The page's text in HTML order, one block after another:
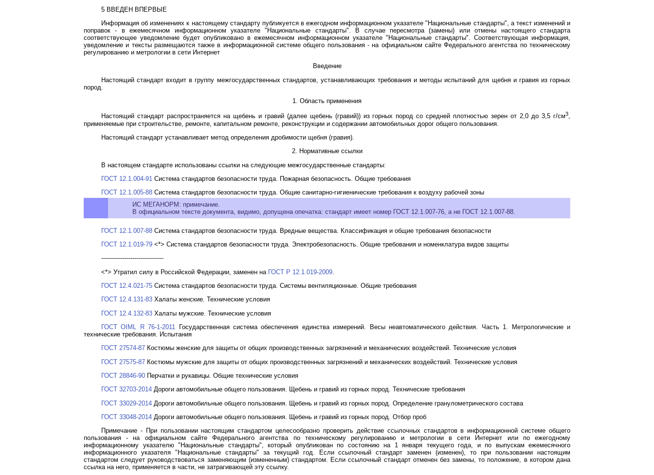
5 ВВЕДЕН ВПЕРВЫЕ
Информация об изменениях к настоящему стандарту публикуется в ежегодном информационном указателе "Национальные стандарты", а текст изменений и
поправок - в ежемесячном информационном указателе "Национальные стандарты". В случае пересмотра (замены) или отмены настоящего стандарта
соответствующее уведомление будет опубликовано в ежемесячном информационном указателе "Национальные стандарты". Соответствующая информация,
уведомление и тексты размещаются также в информационной системе общего пользования - на официальном сайте Федерального агентства по техническому
регулированию и метрологии в сети Интернет
Введение
Настоящий стандарт входит в группу межгосударственных стандартов, устанавливающих требования и методы испытаний для щебня и гравия из горных
пород.
1. Область применения
Настоящий стандарт распространяется на щебень и гравий (далее щебень (гравий)) из горных пород со средней плотностью зерен от 2,0 до 3,5 г/см3,
применяемые при строительстве, ремонте, капитальном ремонте, реконструкции и содержании автомобильных дорог общего пользования.
Настоящий стандарт устанавливает метод определения дробимости щебня (гравия).
2. Нормативные ссылки
В настоящем стандарте использованы ссылки на следующие межгосударственные стандарты:
ГОСТ 12.1.004-91 Система стандартов безопасности труда. Пожарная безопасность. Общие требования
ГОСТ 12.1.005-88 Система стандартов безопасности труда. Общие санитарно-гигиенические требования к воздуху рабочей зоны
ИС МЕГАНОРМ: примечание.
В официальном тексте документа, видимо, допущена опечатка: стандарт имеет номер ГОСТ 12.1.007-76, а не ГОСТ 12.1.007-88.
ГОСТ 12.1.007-88 Система стандартов безопасности труда. Вредные вещества. Классификация и общие требования безопасности
ГОСТ 12.1.019-79 <*> Система стандартов безопасности труда. Электробезопасность. Общие требования и номенклатура видов защиты
--------------------------------
<*> Утратил силу в Российской Федерации, заменен на ГОСТ Р 12.1.019-2009
ГОСТ 12.4.021-75 Система стандартов безопасности труда. Системы вентиляционные. Общие требования
ГОСТ 12.4.131-83 Халаты женские. Технические условия
ГОСТ 12.4.132-83 Халаты мужские. Технические условия
ГОСТ OIML R 76-1-2011 Государственная система обеспечения единства измерений. Весы неавтоматического действия. Часть 1. Метрологические и
технические требования. Испытания
ГОСТ 27574-87 Костюмы женские для защиты от общих производственных загрязнений и механических воздействий. Технические условия
ГОСТ 27575-87 Костюмы мужские для защиты от общих производственных загрязнений и механических воздействий. Технические условия
ГОСТ 28846-90 Перчатки и рукавицы. Общие технические условия
ГОСТ 32703-2014 Дороги автомобильные общего пользования. Щебень и гравий из горных пород. Технические требования
ГОСТ 33029-2014 Дороги автомобильные общего пользования. Щебень и гравий из горных пород. Определение гранулометрического состава
ГОСТ 33048-2014 Дороги автомобильные общего пользования. Щебень и гравий из горных пород. Отбор проб
Примечание - При пользовании настоящим стандартом целесообразно проверить действие ссылочных стандартов в информационной системе общего
пользования - на официальном сайте Федерального агентства по техническому регулированию и метрологии в сети Интернет или по ежегодному
информационному указателю "Национальные стандарты", который опубликован по состоянию на 1 января текущего года, и по выпускам ежемесячного
информационного указателя "Национальные стандарты" за текущий год. Если ссылочный стандарт заменен (изменен), то при пользовании настоящим
стандартом следует руководствоваться заменяющим (измененным) стандартом. Если ссылочный стандарт отменен без замены, то положение, в котором дана
ссылка на него, применяется в части, не затрагивающей эту ссылку.